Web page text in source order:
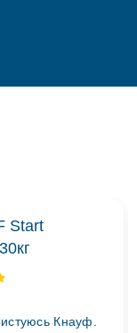
Start
Кнауф.